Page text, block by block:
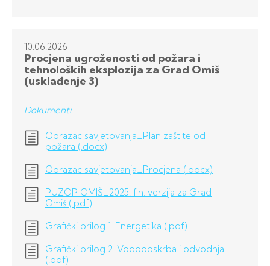
10.06.2026
Procjena ugroženosti od požara i
tehnoloških eksplozija za Grad Omiš
(usklađenje 3)
Dokumenti
Obrazac savjetovanja_Plan zaštite od
požara (.docx)
Obrazac savjetovanja_Procjena (.docx)
PUZOP OMIŠ_2025. fin. verzija za Grad
Omiš (.pdf)
Grafički prilog 1. Energetika (.pdf)
Grafički prilog 2. Vodoopskrba i odvodnja
(.pdf)